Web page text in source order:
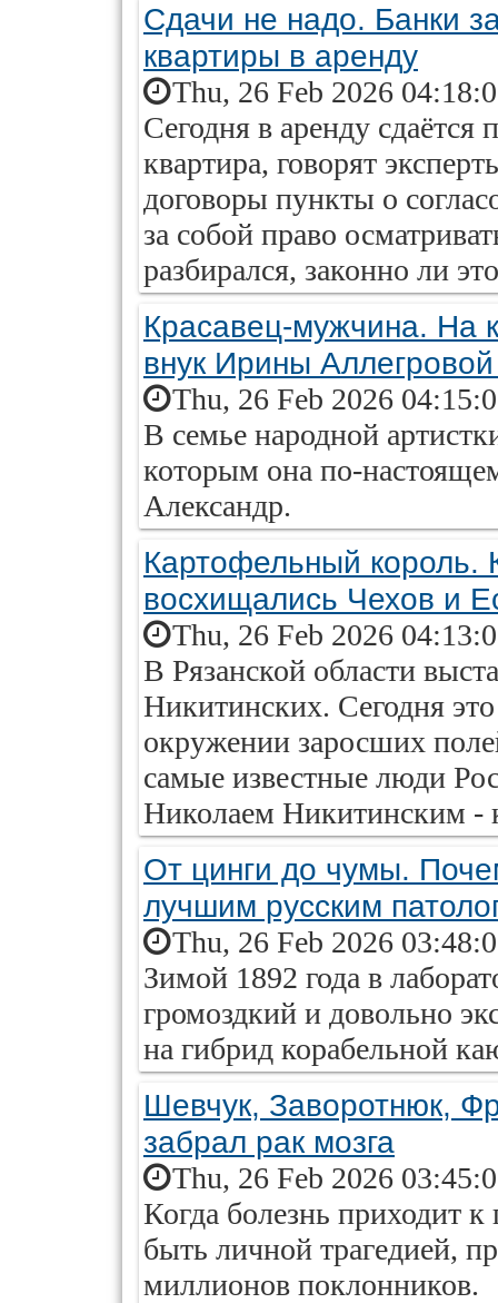
Сдачи не надо. Банки
квартиры в аренду
Thu, 26 Feb 2026
Сегодня в аренду сдаётся
квартира, говорят
договоры пункты о
за собой право
разбирался, законно ли
Красавец-мужчина. На
внук Ирины
Thu, 26 Feb 2026
В семье народной
которым она по-
Александр.
Картофельный король.
восхищались Чехов и
Thu, 26 Feb 2026
В Рязанской области
Никитинских. Сегодня
окружении заросших
самые известные люди
Николаем Никитинским -
От цинги до чумы.
лучшим русским
Thu, 26 Feb 2026
Зимой 1892 года в
громоздкий и довольно
на гибрид корабельной
Шевчук, Заворотнюк,
забрал рак мозга
Thu, 26 Feb 2026
Когда болезнь приходит
быть личной трагедией,
миллионов поклонников.